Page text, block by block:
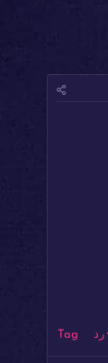
رد Tag